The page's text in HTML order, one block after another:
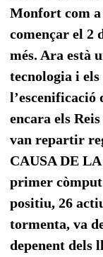
Monfort com a
començar el 2
més. Ara està
tecnologia i
l’escenificació
encara els
van repartir
CAUSA DE
primer còmput
positiu, 26
tormenta, va
depenent dels